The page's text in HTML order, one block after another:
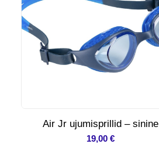
Air Jr ujumisprillid – sinine
19,00 €